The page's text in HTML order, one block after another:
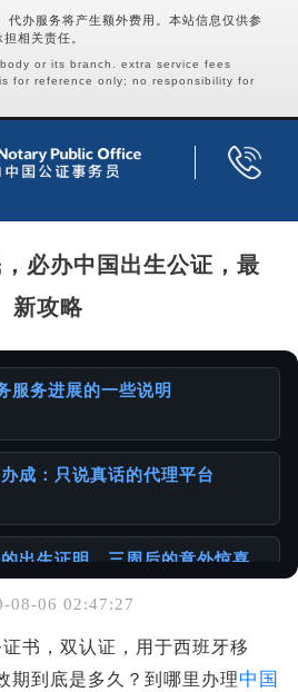
代办服务将产生额外费用。本站信息仅供参
相关责任。
or its branch. extra service fees
for reference only; no responsibility for
必办中国出生公证，最
新攻略
服务进展的一些说明
成：只说真话的代理平台
出生证明，三周后的意外惊喜
大陆无犯罪证明及相关公证服务
08-06 02:47:27
书，双认证，用于西班牙移
期到底是多久？到哪里办理中国